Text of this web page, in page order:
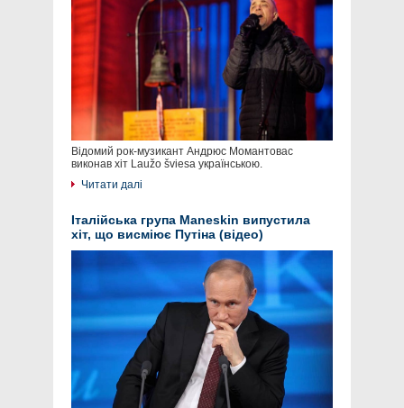
Відомий рок-музикант Андрюс Момантовас
виконав хіт Laužo šviesa українською.
Читати далі
Італійська група Maneskin випустила
хіт, що висміює Путіна (відео)